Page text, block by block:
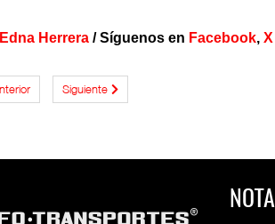
Edna Herrera /Síguenos en Facebook, X
Siguiente